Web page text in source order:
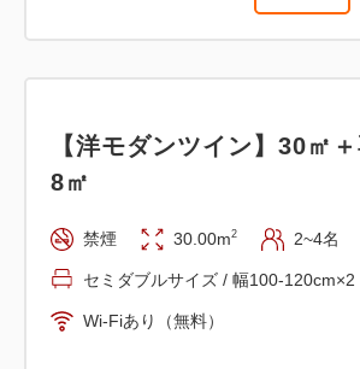
【洋モダンツイン】30㎡
8㎡
禁煙 30.00m2 2~4名
セミダブルサイズ / 幅100-120cm×2
Wi-Fiあり（無料）